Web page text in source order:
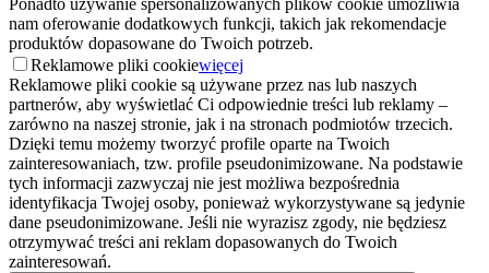
Ponadto używanie spersonalizowanych plików cookie umożliwia
nam oferowanie dodatkowych funkcji, takich jak rekomendacje
produktów dopasowane do Twoich potrzeb.
Reklamowe pliki cookiewięcej
Reklamowe pliki cookie są używane przez nas lub naszych
partnerów, aby wyświetlać Ci odpowiednie treści lub reklamy –
zarówno na naszej stronie, jak i na stronach podmiotów trzecich.
Dzięki temu możemy tworzyć profile oparte na Twoich
zainteresowaniach, tzw. profile pseudonimizowane. Na podstawie
tych informacji zazwyczaj nie jest możliwa bezpośrednia
identyfikacja Twojej osoby, ponieważ wykorzystywane są jedynie
dane pseudonimizowane. Jeśli nie wyrazisz zgody, nie będziesz
otrzymywać treści ani reklam dopasowanych do Twoich
zainteresowań.